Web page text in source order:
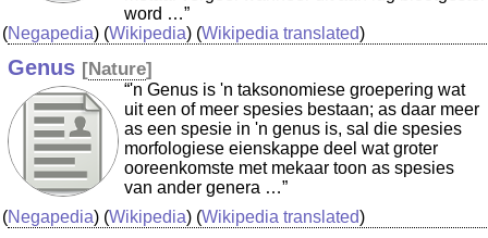
word …”
(Negapedia) (Wikipedia) (Wikipedia translated)
Genus [Nature]
“'n Genus is 'n taksonomiese groepering wat
uit een of meer spesies bestaan; as daar meer
as een spesie in 'n genus is, sal die spesies
morfologiese eienskappe deel wat groter
ooreenkomste met mekaar toon as spesies
van ander genera …”
(Negapedia) (Wikipedia) (Wikipedia translated)